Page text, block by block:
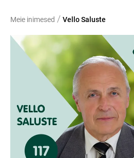
Meie inimesed / Vello Saluste